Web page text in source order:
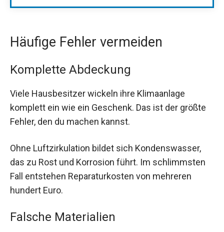
Häufige Fehler vermeiden
Komplette Abdeckung
Viele Hausbesitzer wickeln ihre Klimaanlage
komplett ein wie ein Geschenk. Das ist der größte
Fehler, den du machen kannst.
Ohne Luftzirkulation bildet sich Kondenswasser,
das zu Rost und Korrosion führt. Im schlimmsten
Fall entstehen Reparaturkosten von mehreren
hundert Euro.
Falsche Materialien